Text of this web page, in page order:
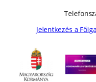
Jelentkezés a